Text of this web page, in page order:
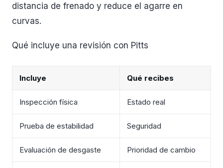
distancia de frenado y reduce el agarre en
curvas.
Qué incluye una revisión con Pitts
Incluye Qué recibes
Inspección física Estado real
Prueba de estabilidad Seguridad
Evaluación de desgaste Prioridad de cambio